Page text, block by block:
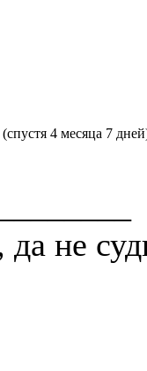
(спустя 4 месяца 7
да не